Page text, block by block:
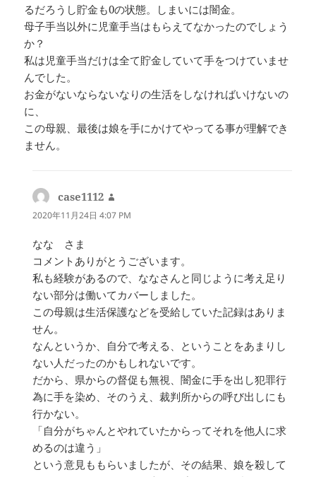
るだろうし貯金も0の状態。しまいには闇金。
母子手当以外に児童手当はもらえてなかったのでしょう
か？
私は児童手当だけは全て貯金していて手をつけていませ
んでした。
お金がないならないなりの生活をしなければいけないの
に、
この母親、最後は娘を手にかけてやってる事が理解でき
ません。
case1112
り:
2020年11月24日 4:07 PM
なな さま
コメントありがとうございます。
私も経験があるので、ななさんと同じように考え足り
ない部分は働いてカバーしました。
この母親は生活保護などを受給していた記録はありま
せん。
なんというか、自分で考える、ということをあまりし
ない人だったのかもしれないです。
だから、県からの督促も無視、闇金に手を出し犯罪行
為に手を染め、そのうえ、裁判所からの呼び出しにも
行かない。
「自分がちゃんとやれていたからってそれを他人に求
めるのは違う」
という意見ももらいましたが、その結果、娘を殺して